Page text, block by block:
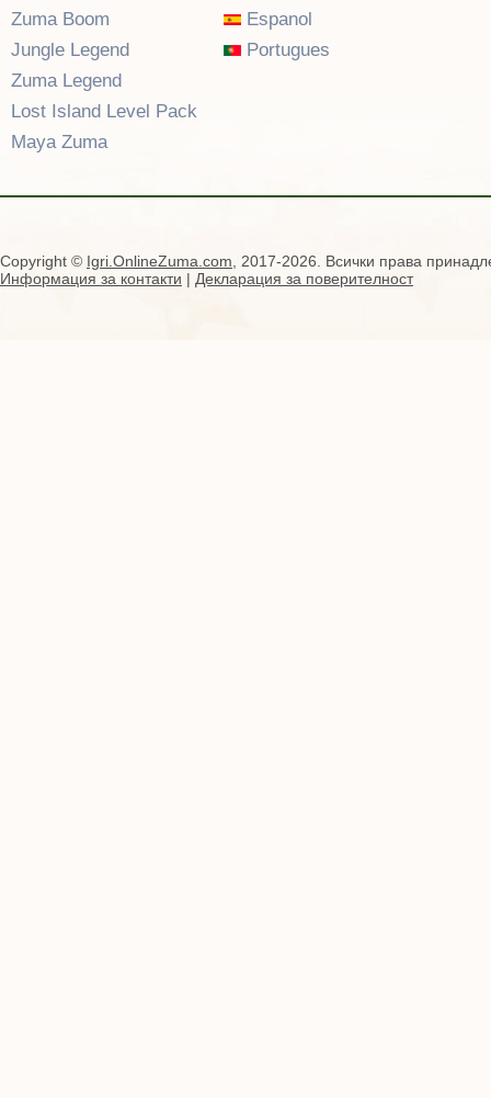
Zuma Boom
Jungle Legend
Zuma Legend
Lost Island Level Pack
Maya Zuma
Espanol
Portugues
Copyright © Igri.OnlineZuma.com , 2017-2026. Всички права
Информация за контакти | Декларация за поверителност